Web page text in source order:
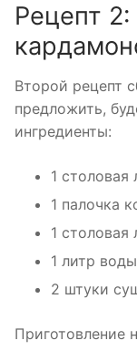
Рецепт
Второй рецепт
предложить,
ингредиенты:
1
1 палочка
1
1 литр воды
2 штуки
Приготовление